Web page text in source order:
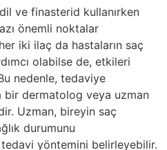
ve finasterid kullanırken
önemli noktalar
iki ilaç da hastaların saç
olabilse de, etkileri
nedenle, tedaviye
bir dermatolog veya uzman
Uzman, bireyin saç
durumunu
yöntemini belirleyebilir.